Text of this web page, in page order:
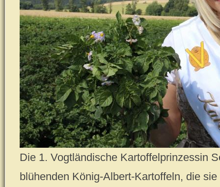
Die 1. Vogtländische Kartoffelprinzessin
blühenden König-Albert-Kartoffeln, die